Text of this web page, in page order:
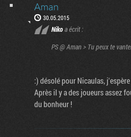
Aman
30.05.2015
Nikoa écrit :
PS @ Aman > Tu peux te
:) désolé pour Nicaulas,
Après il y a des joueurs assez
du bonheur !